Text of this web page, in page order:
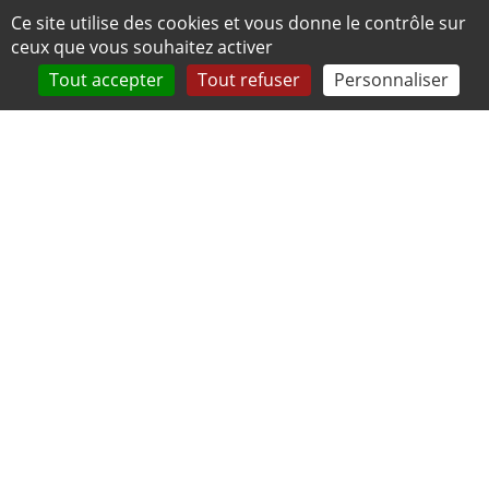
Panneau de gestion des cookies
Ce site utilise des cookies et vous donne le contrôle sur
ceux que vous souhaitez activer
Tout accepter
Tout refuser Personnaliser